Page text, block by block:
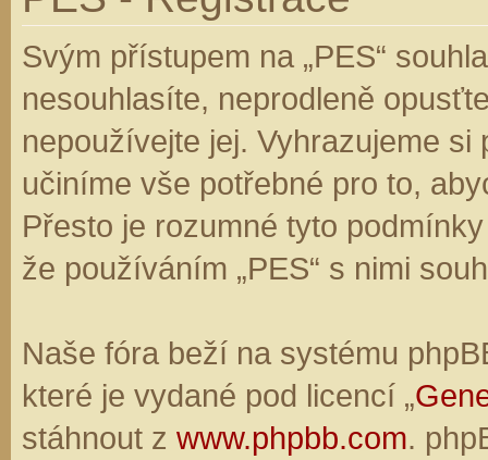
Svým přístupem na „PES“
nesouhlasíte, neprodleně
nepoužívejte jej. Vyhrazujeme
učiníme vše potřebné pro to,
Přesto je rozumné tyto
že používáním „PES“ s nimi
Naše fóra beží na systému
které je vydané pod licencí „
stáhnout z www.phpbb.com.